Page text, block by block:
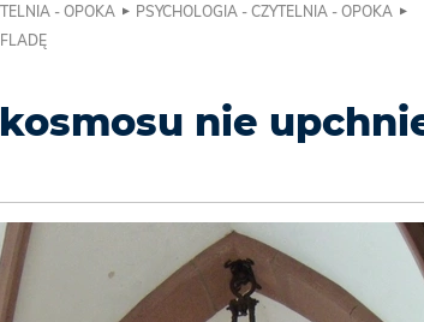
- OPOKA
PSYCHOLOGIA - CZYTELNIA - OPOKA
nie